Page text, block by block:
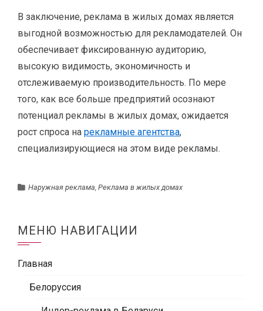
В заключение, реклама в жилых домах является
выгодной возможностью для рекламодателей. Он
обеспечивает фиксированную аудиторию,
высокую видимость, экономичность и
отслеживаемую производительность. По мере
того, как все больше предприятий осознают
потенциал рекламы в жилых домах, ожидается
рост спроса на рекламные агентства,
специализирующиеся на этом виде рекламы.
Наружная реклама, Реклама в жилых домах
МЕНЮ НАВИГАЦИИ
Главная
Белоруссия